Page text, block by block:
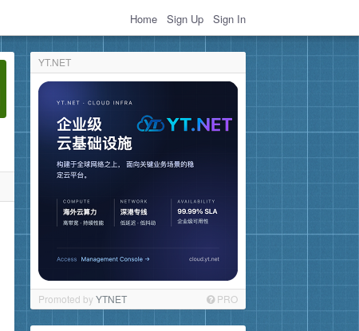
Home Sign Up Sign In
YT.NET
Promoted byYTNET PRO